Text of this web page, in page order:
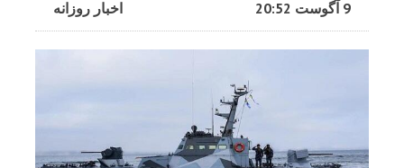
اخبار روزانه 9 آگوست 20:52